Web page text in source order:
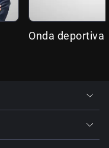
Onda deportiva